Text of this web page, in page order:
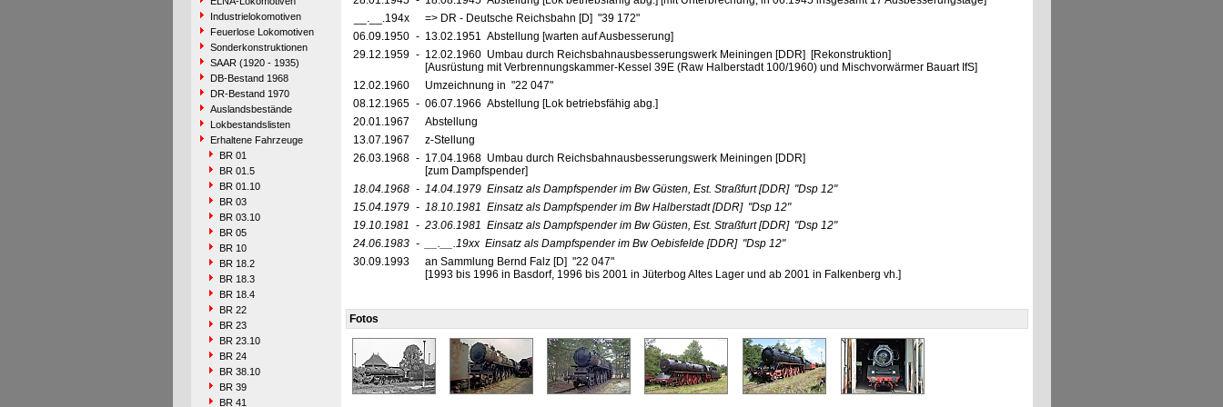
Industrielokomotiven
Feuerlose Lokomotiven
Sonderkonstruktionen
SAAR (1920 - 1935)
DB-Bestand 1968
DR-Bestand 1970
Auslandsbestände
Lokbestandslisten
Erhaltene Fahrzeuge
BR 01
BR 01.5
BR 01.10
BR 03
BR 03.10
BR 05
BR 10
BR 18.2
BR 18.3
BR 18.4
BR 22
BR 23
BR 23.10
BR 24
BR 38.10
BR 39
BR 41
__.__.194x
=> DR - Deutsche Reichsbahn [D] "39 172"
06.09.1950 - 13.02.1951 Abstellung [warten auf Ausbesserung]
29.12.1959 - 12.02.1960 Umbau durch Reichsbahnausbesserungswerk Meiningen [DDR] [Rekonstruktion]
[Ausrüstung mit Verbrennungskammer-Kessel 39E (Raw Halberstadt 100/1960) und Mischvorwärmer Bauart IfS]
12.02.1960
Umzeichnung in "22 047"
08.12.1965 - 06.07.1966 Abstellung [Lok betriebsfähig abg.]
20.01.1967
Abstellung
13.07.1967
z-Stellung
26.03.1968 - 17.04.1968 Umbau durch Reichsbahnausbesserungswerk Meiningen [DDR]
[zum Dampfspender]
18.04.1968 - 14.04.1979 Einsatz als Dampfspender im Bw Güsten, Est. Straßfurt [DDR] "Dsp 12"
15.04.1979 - 18.10.1981 Einsatz als Dampfspender im Bw Halberstadt [DDR] "Dsp 12"
19.10.1981 - 23.06.1981 Einsatz als Dampfspender im Bw Güsten, Est. Straßfurt [DDR] "Dsp 12"
24.06.1983 - __.__.19xx Einsatz als Dampfspender im Bw Oebisfelde [DDR] "Dsp 12"
30.09.1993
an Sammlung Bernd Falz [D] "22 047"
[1993 bis 1996 in Basdorf, 1996 bis 2001 in Jüterbog Altes Lager und ab 2001 in Falkenberg vh.]
Fotos